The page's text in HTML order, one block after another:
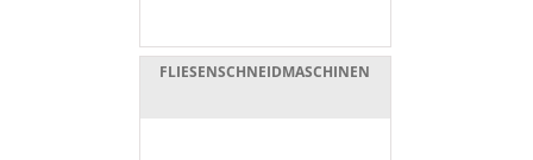
FLIESENSCHNEIDMASCHINEN